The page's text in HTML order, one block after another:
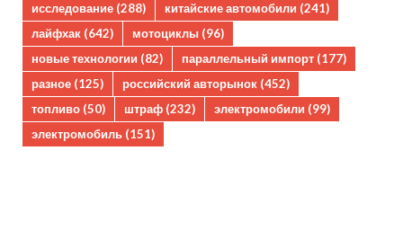
исследование (288) китайские автомобили (241)
лайфхак (642) мотоциклы (96)
новые технологии (82) параллельный импорт (177)
разное (125) российский авторынок (452)
топливо (50) штраф (232) электромобили (99)
электромобиль (151)